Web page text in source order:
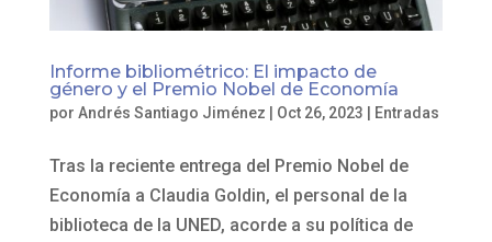
Informe bibliométrico: El impacto de
género y el Premio Nobel de Economía
por Andrés Santiago Jiménez Oct 26, 2023 Entradas
Tras la reciente entrega del Premio Nobel de
Economía a Claudia Goldin, el personal de la
biblioteca de la UNED, acorde a su política de